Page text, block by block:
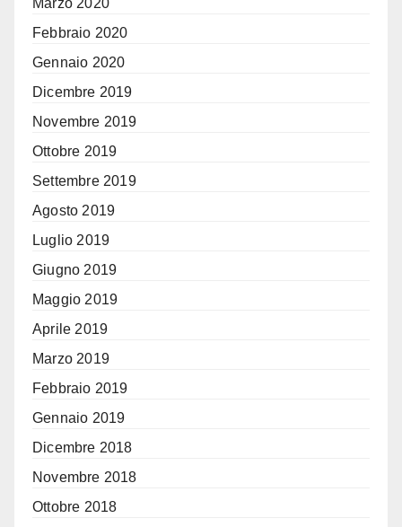
Febbraio 2020
Gennaio 2020
Dicembre 2019
Novembre 2019
Ottobre 2019
Settembre 2019
Agosto 2019
Luglio 2019
Giugno 2019
Maggio 2019
Aprile 2019
Marzo 2019
Febbraio 2019
Gennaio 2019
Dicembre 2018
Novembre 2018
Ottobre 2018